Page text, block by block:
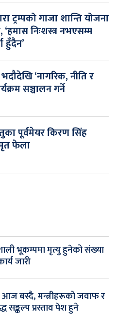
ट्रम्पको गाजा शान्ति योजना
‘हमास निःशस्त्र नभएसम्म
हुँदैन’
‘नागरिक, नीति र
सञ्चालन गर्ने
पूर्वमेयर किरण सिंह
फेला
भूकम्पमा मृत्यु हुनेको संख्या
जारी
आज बस्दै, मन्त्रीहरूको जवाफ र
सङ्कल्प प्रस्ताव पेश हुने